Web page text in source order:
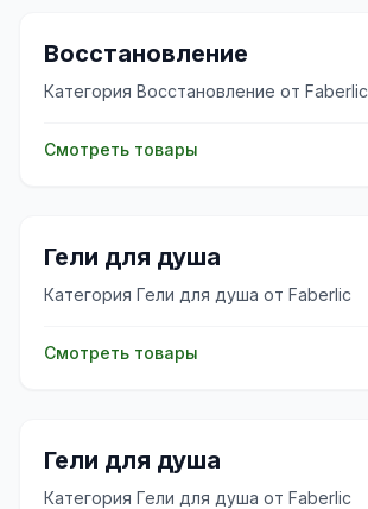
✨
Восстановление
Категория Восстановление от Faberlic
Смотреть товары
✨
Гели для душа
Категория Гели для душа от Faberlic
Смотреть товары
✨
Гели для душа
Категория Гели для душа от Faberlic